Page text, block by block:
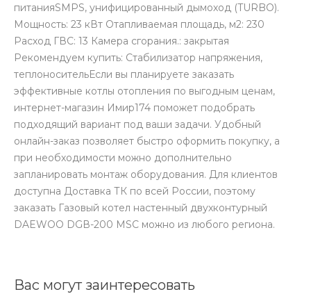
питанияSMPS, унифицированный дымоход (TURBO).
Мощность: 23 кВт Отапливаемая площадь, м2: 230
Расход ГВС: 13 Камера сгорания.: закрытая
Рекомендуем купить: Стабилизатор напряжения,
теплоносительЕсли вы планируете заказать
эффективные котлы отопления по выгодным ценам,
интернет-магазин Имир174 поможет подобрать
подходящий вариант под ваши задачи. Удобный
онлайн-заказ позволяет быстро оформить покупку, а
при необходимости можно дополнительно
запланировать монтаж оборудования. Для клиентов
доступна Доставка ТК по всей России, поэтому
заказать Газовый котел настенный двухконтурный
DAEWOO DGВ-200 MSC можно из любого региона.
Вас могут заинтересовать